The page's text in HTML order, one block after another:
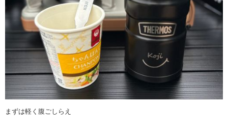
まずは軽く腹ごしらえ